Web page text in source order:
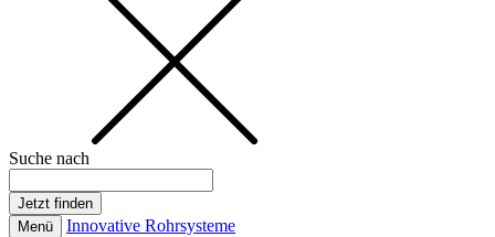
Suche nach
Menü Innovative Rohrsysteme